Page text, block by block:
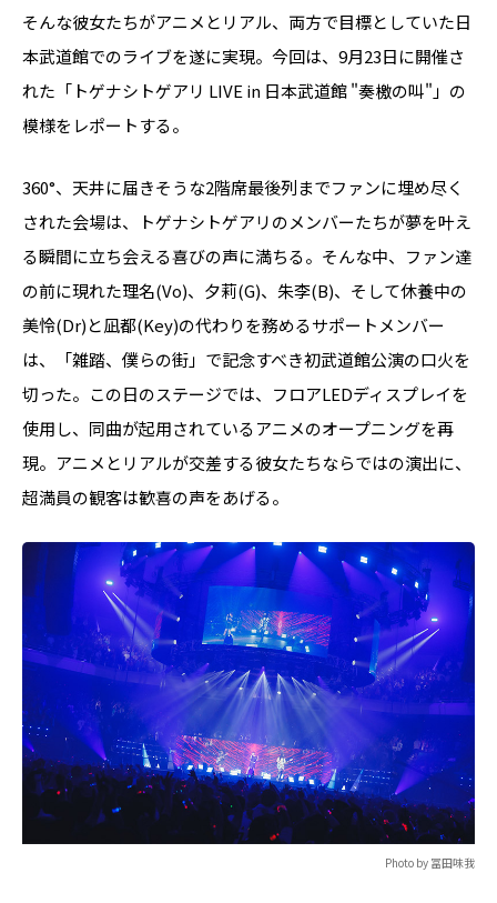
そんな彼女たちがアニメとリアル、両方で目標としていた日
本武道館でのライブを遂に実現。今回は、9月23日に開催さ
れた「トゲナシトゲアリ LIVE in 日本武道館 "奏檄の叫"」の
模様をレポートする。
360°、天井に届きそうな2階席最後列までファンに埋め尽く
された会場は、トゲナシトゲアリのメンバーたちが夢を叶え
る瞬間に立ち会える喜びの声に満ちる。そんな中、ファン達
の前に現れた理名(Vo)、夕莉(G)、朱李(B)、そして休養中の
美怜(Dr)と凪都(Key)の代わりを務めるサポートメンバー
は、「雑踏、僕らの街」で記念すべき初武道館公演の口火を
切った。この日のステージでは、フロアLEDディスプレイを
使用し、同曲が起用されているアニメのオープニングを再
現。アニメとリアルが交差する彼女たちならではの演出に、
超満員の観客は歓喜の声をあげる。
Photo by 冨田味我